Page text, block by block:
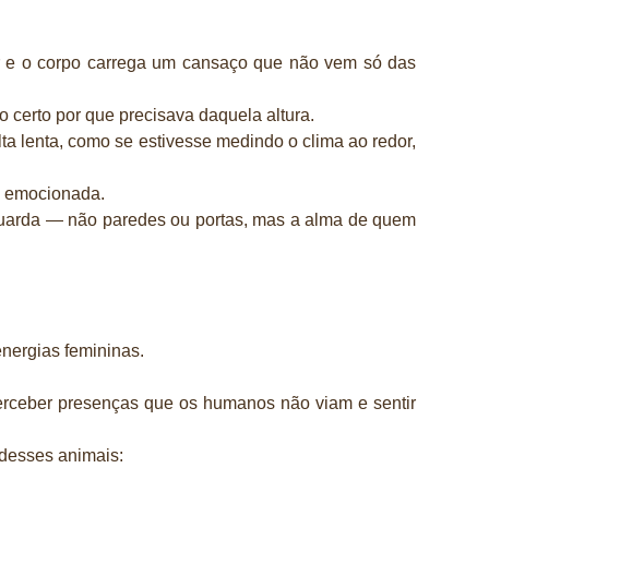
o corpo carrega um cansaço que não vem só das
certo por que precisava daquela altura.
lenta, como se estivesse medindo o clima ao redor,
emocionada.
— não paredes ou portas, mas a alma de quem
femininas.
presenças que os humanos não viam e sentir
animais: